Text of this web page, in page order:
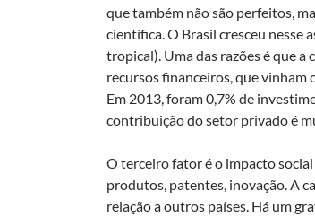
que também não são perfeitos,
científica. O Brasil cresceu nesse
tropical). Uma das razões é que
recursos financeiros, que vinham
Em 2013, foram 0,7% de
contribuição do setor privado é
O terceiro fator é o impacto
produtos, patentes, inovação. A
relação a outros países. Há um